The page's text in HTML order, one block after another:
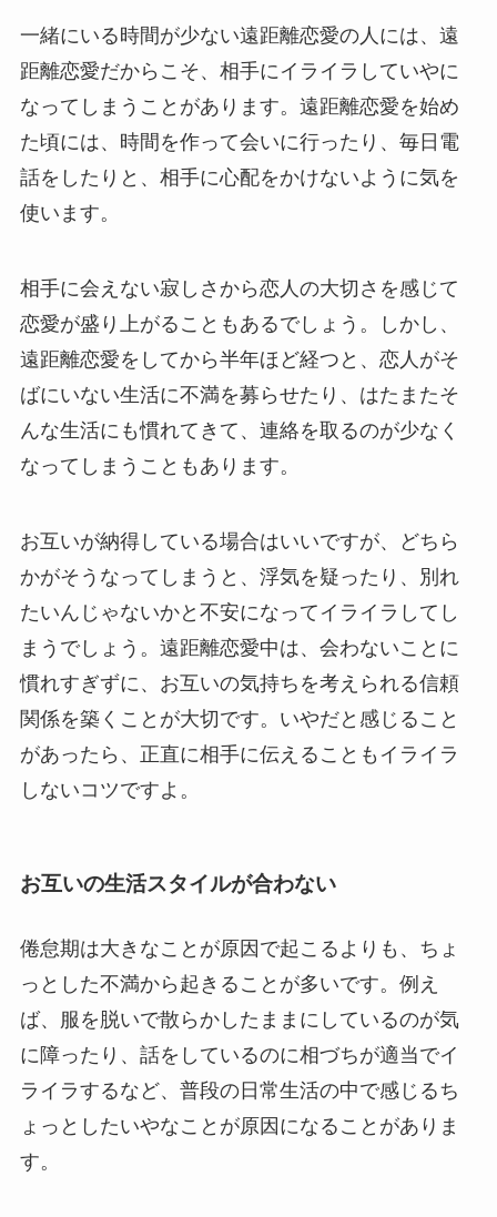
一緒にいる時間が少ない遠距離恋愛の人には、遠
距離恋愛だからこそ、相手にイライラしていやに
なってしまうことがあります。遠距離恋愛を始め
た頃には、時間を作って会いに行ったり、毎日電
話をしたりと、相手に心配をかけないように気を
使います。
相手に会えない寂しさから恋人の大切さを感じて
恋愛が盛り上がることもあるでしょう。しかし、
遠距離恋愛をしてから半年ほど経つと、恋人がそ
ばにいない生活に不満を募らせたり、はたまたそ
んな生活にも慣れてきて、連絡を取るのが少なく
なってしまうこともあります。
お互いが納得している場合はいいですが、どちら
かがそうなってしまうと、浮気を疑ったり、別れ
たいんじゃないかと不安になってイライラしてし
まうでしょう。遠距離恋愛中は、会わないことに
慣れすぎずに、お互いの気持ちを考えられる信頼
関係を築くことが大切です。いやだと感じること
があったら、正直に相手に伝えることもイライラ
しないコツですよ。
お互いの生活スタイルが合わない
倦怠期は大きなことが原因で起こるよりも、ちょ
っとした不満から起きることが多いです。例え
ば、服を脱いで散らかしたままにしているのが気
に障ったり、話をしているのに相づちが適当でイ
ライラするなど、普段の日常生活の中で感じるち
ょっとしたいやなことが原因になることがありま
す。